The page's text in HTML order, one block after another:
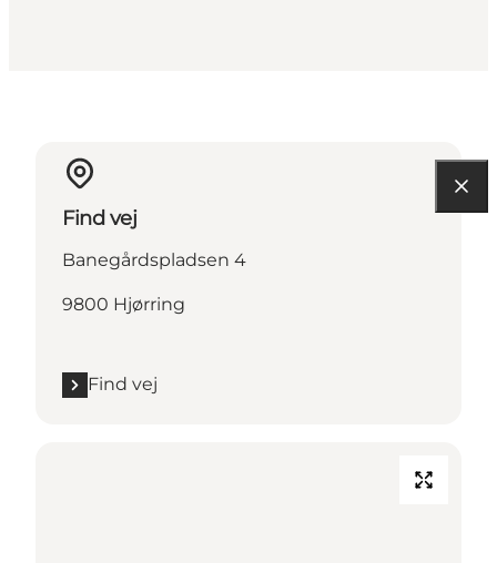
Find vej
Banegårdspladsen 4
9800 Hjørring
Find vej